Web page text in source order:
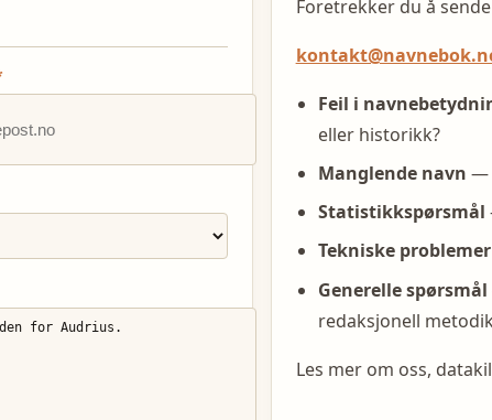
Foretrekker du å
Feil i
eller historikk?
Manglende navn —
Statistikkspørsmål
Tekniske problemer
Generelle spørsmål
redaksjonell
Les mer om oss,